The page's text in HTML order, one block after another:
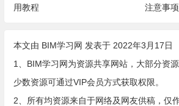
用教程
注意事
本文由 BIM学习网 发表于 2022年3月17日
1、BIM学习网为资源共享网站，大部分资
少数资源可通过VIP会员方式获取权限。
2、所有均资源来自于网络及网友供稿，仅